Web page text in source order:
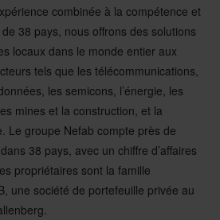
combinée à la compétence et
38 pays, nous offrons des solutions
locaux dans le monde entier aux
tels que les télécommunications,
les semicons, l’énergie, les
mines et la construction, et la
Le groupe Nefab compte près de
38 pays, avec un chiffre d’affaires
propriétaires sont la famille
une société de portefeuille privée au